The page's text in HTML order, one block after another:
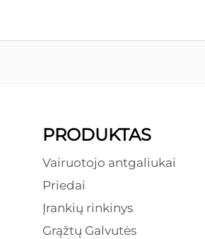
PRODUKTAS
Vairuotojo antgaliukai
Priedai
Įrankių rinkinys
Grąžtų Galvutės